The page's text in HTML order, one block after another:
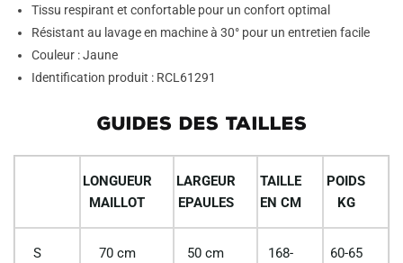
Tissu respirant et confortable pour un confort optimal
Résistant au lavage en machine à 30° pour un entretien facile
Couleur : Jaune
Identification produit : RCL61291
GUIDES DES TAILLES
LONGUEUR
MAILLOT
LARGEUR
EPAULES
TAILLE
EN CM
POIDS
KG
S 70 cm 50 cm
168-
60-65